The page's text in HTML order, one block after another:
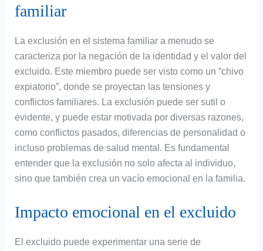
familiar
La exclusión en el sistema familiar a menudo se
caracteriza por la negación de la identidad y el valor del
excluido. Este miembro puede ser visto como un “chivo
expiatorio”, donde se proyectan las tensiones y
conflictos familiares. La exclusión puede ser sutil o
evidente, y puede estar motivada por diversas razones,
como conflictos pasados, diferencias de personalidad o
incluso problemas de salud mental. Es fundamental
entender que la exclusión no solo afecta al individuo,
sino que también crea un vacío emocional en la familia.
Impacto emocional en el excluido
El excluido puede experimentar una serie de